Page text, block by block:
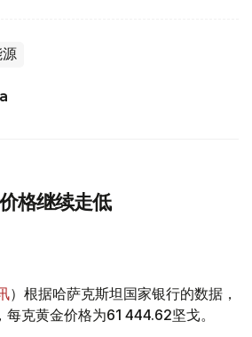
格继续走低
）根据哈萨克斯坦国家银行的数据，
克黄金价格为61 444.62坚戈。